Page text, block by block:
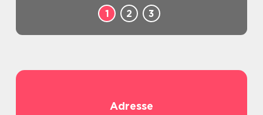
1 2 3
Adresse